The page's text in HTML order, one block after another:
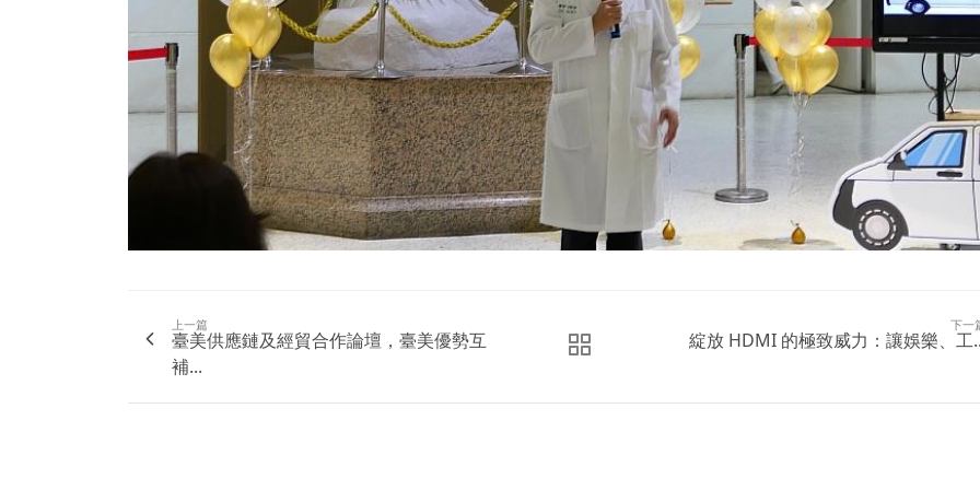
上一篇
臺美供應鏈及經貿合作論壇，臺美優勢互
補...
下一
綻放 HDMI 的極致威力：讓娛樂、工